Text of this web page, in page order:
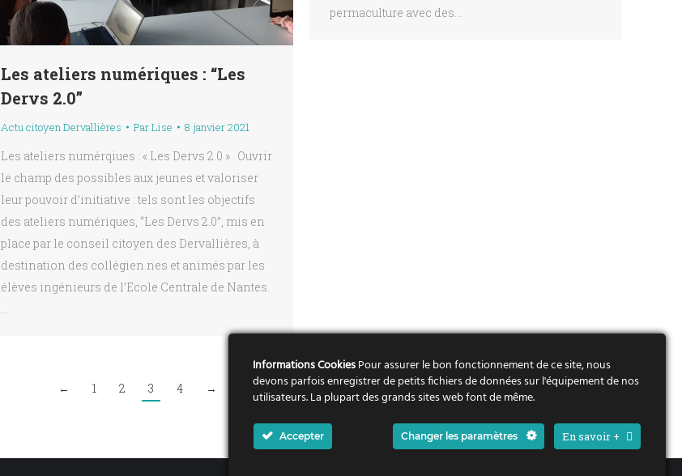
permaculture avec des…
Les ateliers numériques : “Les
Dervs 2.0”
Actu citoyen Dervallières ParLise 8 janvier 2021
Les ateliers numérqiues : « Les Dervs 2.0 » Ouvrir
le champ des possibles aux jeunes et valoriser
leur pouvoir d’initiative : tels sont les objectifs
des ateliers numériques, “Les Dervs 2.0”, mis en
place par le conseil citoyen des Dervallières, à
destination des collégien.nes et animés par les
élèves ingénieurs de l’Ecole Centrale de Nantes.
…
← 1 2 3 4 →
Informations CookiesPour assurer le bon fonctionnement de ce site, nous
devons parfois enregistrer de petits fichiers de données sur l'équipement de nos
utilisateurs. La plupart des grands sites web font de même.
Accepter En savoir +
Changer les paramètres